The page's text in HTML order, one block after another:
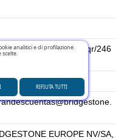
eprel.ec.europa.eu/qr/246
740
EUROPE NV/SA,
analitici e di profilazione.
scelte.
RIFIUTA TUTTI